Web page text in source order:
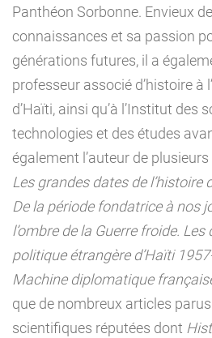
Panthéon Sorbonne. Envieux
connaissances et sa passion
générations futures, il a
professeur associé d’histoire à
d’Haïti, ainsi qu’à l’Institut des
technologies et des études
également l’auteur de
Les grandes dates de l’histoire
De la période fondatrice à nos
l’ombre de la Guerre froide.
politique étrangère d’Haïti
Machine diplomatique
que de nombreux articles
scientifiques réputées dont